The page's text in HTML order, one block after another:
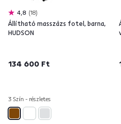
4,8 18
Állítható masszázs fotel, barna,
HUDSON
134 600 Ft
3 Szín - részletes